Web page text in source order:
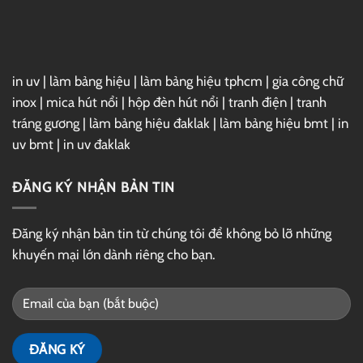
in uv | làm bảng hiệu | làm bảng hiệu tphcm | gia công chữ
inox | mica hút nổi | hộp đèn hút nổi | tranh điện | tranh
tráng gương | làm bảng hiệu đaklak | làm bảng hiệu bmt | in
uv bmt | in uv đaklak
ĐĂNG KÝ NHẬN BẢN TIN
Đăng ký nhận bản tin từ chúng tôi để không bỏ lỡ những
khuyến mại lớn dành riêng cho bạn.